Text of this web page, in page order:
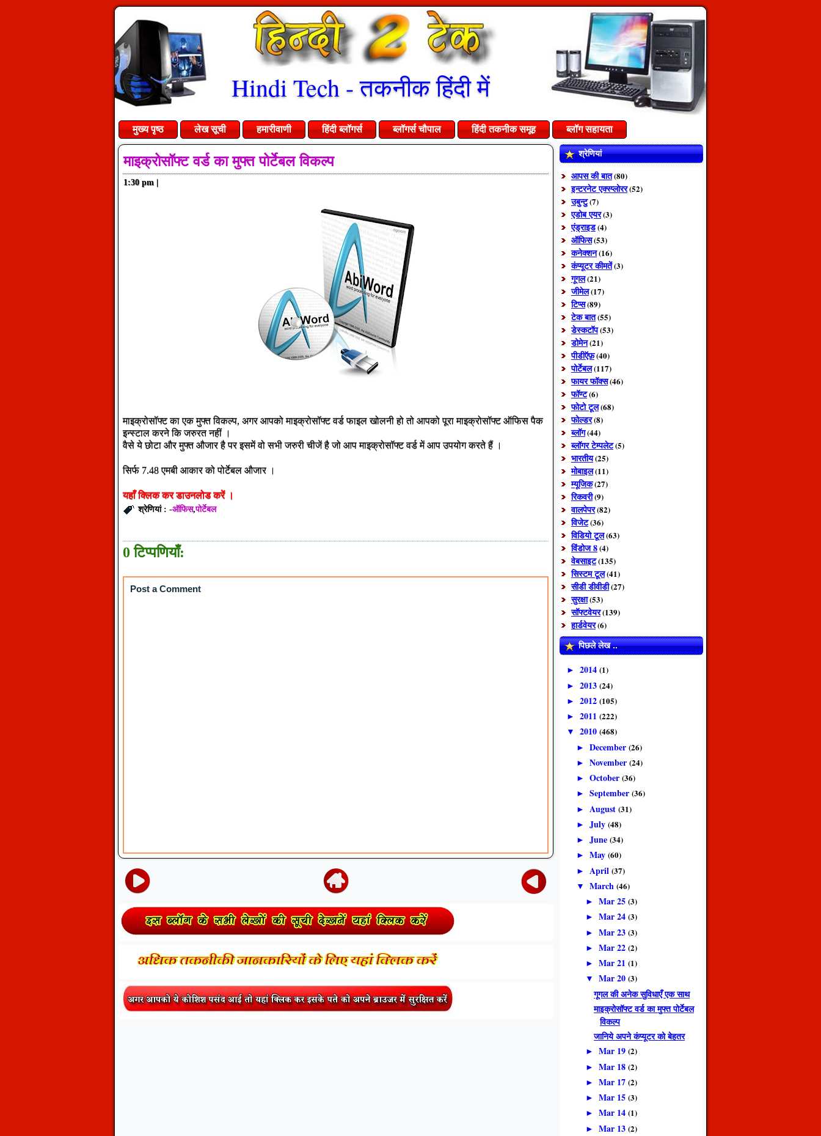
Hindi Tech - तकनीक हिंदी में
मुख्य पृष्ठ लेख सूची हमारीवाणी हिंदी ब्लॉगर्स ब्लॉगर्स चौपाल हिंदी तकनीक समूह ब्लॉग सहायता
माइक्रोसॉफ्ट वर्ड का मुफ्त पोर्टेबल विकल्प
1:30 pm |
माइक्रोसॉफ्ट का एक मुफ्त विकल्प, अगर आपको माइक्रोसॉफ्ट वर्ड फाइल खोलनी हो तो आपको पूरा माइक्रोसॉफ्ट ऑफिस पैक
इन्स्टाल करने कि जरुरत नहीं ।
वैसे ये छोटा और मुफ्त औजार है पर इसमें वो सभी जरुरी चीजें है जो आप माइक्रोसॉफ्ट वर्ड में आप उपयोग करते हैं ।
सिर्फ 7.48 एमबी आकार को पोर्टेबल औजार ।
यहाँक्लिककरडाउनलोडकरें।
श्रेणियां : -ऑफिस,पोर्टेबल
0 टिप्पणियाँ:
Post a Comment
श्रेणियां
आपस की बात(80)
इन्टरनेट एक्स्प्लोरर(52)
उबुन्टु(7)
एडोब एयर(3)
एंड्राइड(4)
ऑफिस(53)
कनेक्शन(16)
कंप्यूटर कीमतें(3)
गूगल(21)
जीमेल(17)
टिप्स(89)
टेक बात(55)
डेस्कटॉप(53)
डोमेन(21)
पीडीऍफ़(40)
पोर्टेबल(117)
फायर फॉक्स(46)
फॉण्ट(6)
फोटो टूल(68)
फोल्डर(8)
ब्लॉग(44)
ब्लॉगर टेम्पलेट(5)
भारतीय(25)
मोबाइल(11)
म्यूजिक(27)
रिकवरी(9)
वालपेपर(82)
विजेट(36)
विडियो टूल(63)
विंडोज 8(4)
वेबसाइट(135)
सिस्टम टूल(41)
सीडी डीवीडी(27)
सुरक्षा(53)
सॉफ्टवेयर(139)
हार्डवेयर(6)
पिछले लेख ..
► 2014 (1)
► 2013 (24)
► 2012 (105)
► 2011 (222)
▼ 2010 (468)
► December (26)
► November (24)
► October (36)
► September (36)
► August (31)
► July (48)
► June (34)
► May (60)
► April (37)
▼ March (46)
►Mar 25(3)
►Mar 24(3)
►Mar 23(3)
►Mar 22(2)
►Mar 21(1)
▼Mar 20(3)
गूगल की अनेक सुविधाएँ एक साथ
माइक्रोसॉफ्ट वर्ड का मुफ्त पोर्टेबल
विकल्प
जानिये अपने कंप्यूटर को बेहतर
►Mar 19(2)
►Mar 18(2)
►Mar 17(2)
►Mar 15(3)
►Mar 14(1)
►Mar 13(2)